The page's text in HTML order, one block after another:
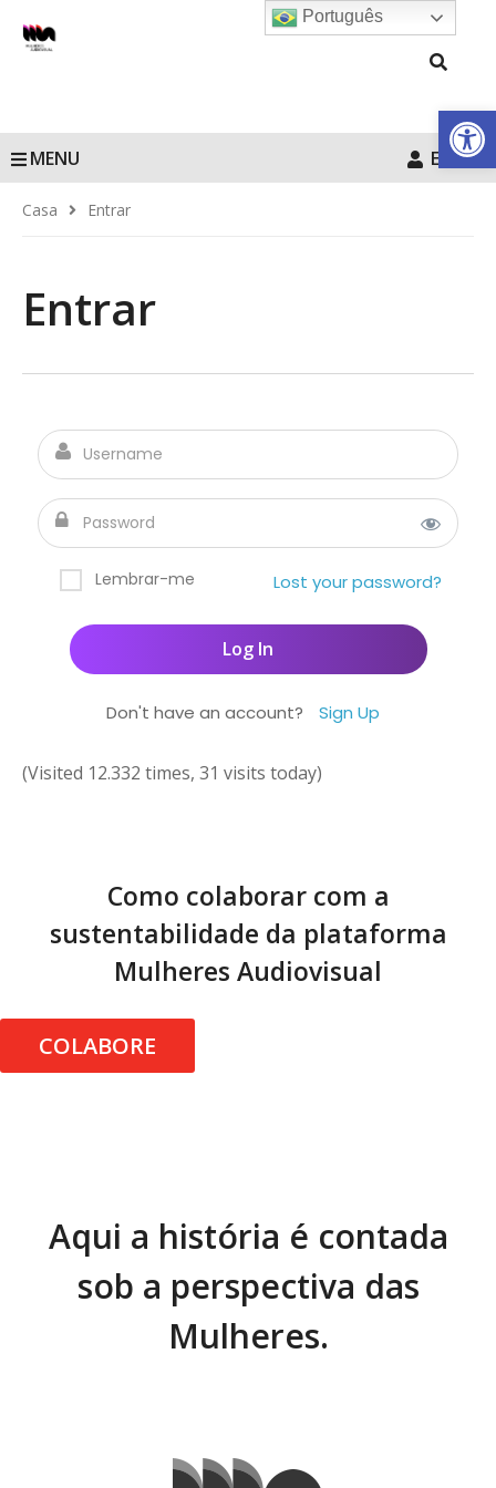
Barra de
MENU Entrar
Casa Entrar
Entrar
Lembrar-me Lost your password?
Don't have an account? Sign Up
(Visited 12.332 times, 31 visits today)
Como colaborar com a
sustentabilidade da plataforma
Mulheres Audiovisual
COLABORE
Aqui a história é contada
sob a perspectiva das
Mulheres.
Português